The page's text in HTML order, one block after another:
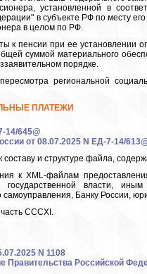
установленной в
в субъекте РФ по месту
в целом по РФ.
к пенсии при ее установлении
суммой материального
порядке.
региональной
ПЛАТЕЖИ
14/645@
от 08.07.2025 N ЕД-7-14/
и структуре файла,
к XML-файлам
власти, иным
Банку России,
CCCXI.
N 1108
Российской